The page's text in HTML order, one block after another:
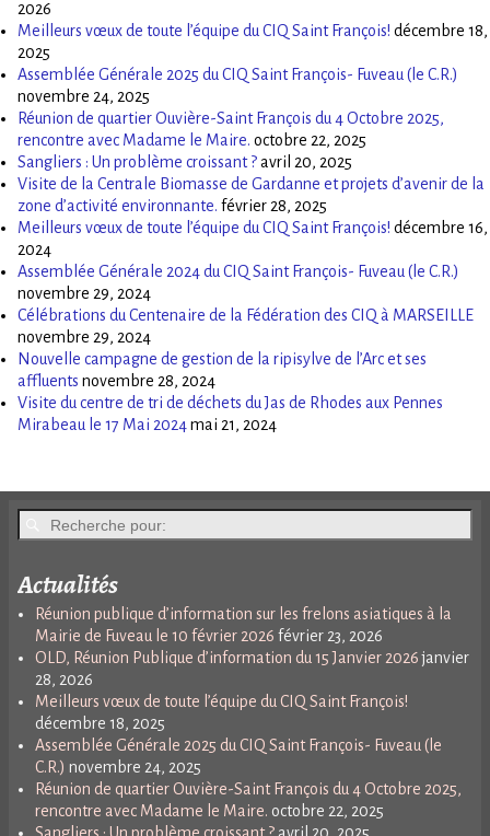
2026
Meilleurs vœux de toute l’équipe du CIQ Saint François! décembre 18,
2025
Assemblée Générale 2025 du CIQ Saint François- Fuveau (le C.R.)
novembre 24, 2025
Réunion de quartier Ouvière-Saint François du 4 Octobre 2025,
rencontre avec Madame le Maire. octobre 22, 2025
Sangliers : Un problème croissant ?avril 20, 2025
Visite de la Centrale Biomasse de Gardanne et projets d’avenir de la
zone d’activité environnante. février 28, 2025
Meilleurs vœux de toute l’équipe du CIQ Saint François! décembre 16,
2024
Assemblée Générale 2024 du CIQ Saint François- Fuveau (le C.R.)
novembre 29, 2024
Célébrations du Centenaire de la Fédération des CIQ à MARSEILLE
novembre 29, 2024
Nouvelle campagne de gestion de la ripisylve de l’Arc et ses
affluents novembre 28, 2024
Visite du centre de tri de déchets du Jas de Rhodes aux Pennes
Mirabeau le 17 Mai 2024mai 21, 2024
Actualités
Réunion publique d’information sur les frelons asiatiques à la
Mairie de Fuveau le 10 février 2026 février 23, 2026
OLD, Réunion Publique d’information du 15 Janvier 2026 janvier
28, 2026
Meilleurs vœux de toute l’équipe du CIQ Saint François!
décembre 18, 2025
Assemblée Générale 2025 du CIQ Saint François- Fuveau (le
C.R.) novembre 24, 2025
Réunion de quartier Ouvière-Saint François du 4 Octobre 2025,
rencontre avec Madame le Maire. octobre 22, 2025